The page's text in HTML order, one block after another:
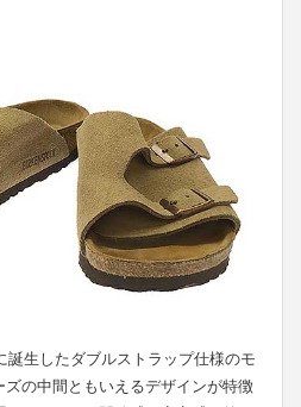
誕生したダブルストラップ仕様のモ
の中間ともいえるデザインが特徴